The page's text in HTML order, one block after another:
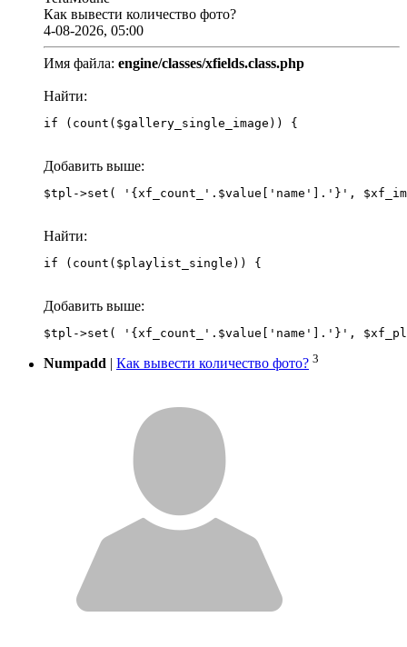
Как вывести количество фото?
4-08-2026, 05:00
Имя файла: engine/classes/xfields.class.php
Найти:
if (count($gallery_single_image)) {
Добавить выше:
Найти:
if (count($playlist_single)) {
Добавить выше:
Numpadd Как вывести количество фото? 3